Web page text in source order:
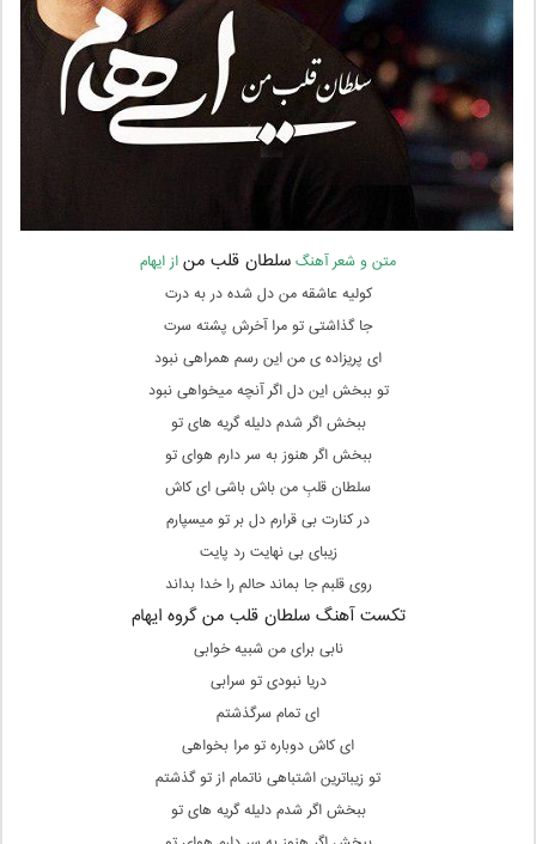
متن و شعر آهنگسلطان قلب مناز ایهام
کولیه عاشقه من دل شده در به درت
جا گذاشتی تو مرا آخرش پشته سرت
ای پریزاده ی من این رسم همراهی نبود
تو ببخش این دل اگر آنچه میخواهی نبود
ببخش اگر شدم دلیله گریه های تو
ببخش اگر هنوز به سر دارم هوای تو
سلطان قلبِ من باش باشی ای کاش
در کنارت بی قرارم دل بر تو میسپارم
زیبای بی نهایت رد پایت
روی قلبم جا بماند حالم را خدا بداند
تکست آهنگ سلطان قلب من گروه ایهام
نابی برای من شبیه خوابی
دریا نبودی تو سرابی
ای تمام سرگذشتم
ای کاش دوباره تو مرا بخواهی
تو زیباترین اشتباهی ناتمام از تو گذشتم
ببخش اگر شدم دلیله گریه های تو